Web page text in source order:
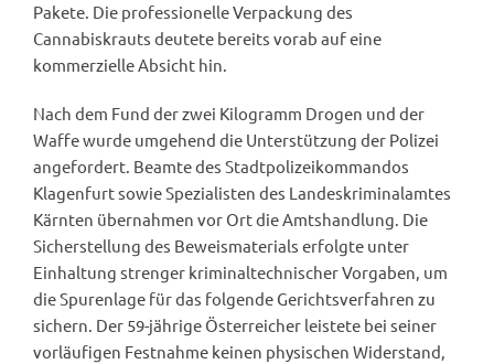
Pakete. Die professionelle Verpackung des
Cannabiskrauts deutete bereits vorab auf eine
kommerzielle Absicht hin.
Nach dem Fund der zwei Kilogramm Drogen und der
Waffe wurde umgehend die Unterstützung der Polizei
angefordert. Beamte des Stadtpolizeikommandos
Klagenfurt sowie Spezialisten des Landeskriminalamtes
Kärnten übernahmen vor Ort die Amtshandlung. Die
Sicherstellung des Beweismaterials erfolgte unter
Einhaltung strenger kriminaltechnischer Vorgaben, um
die Spurenlage für das folgende Gerichtsverfahren zu
sichern. Der 59-jährige Österreicher leistete bei seiner
vorläufigen Festnahme keinen physischen Widerstand,